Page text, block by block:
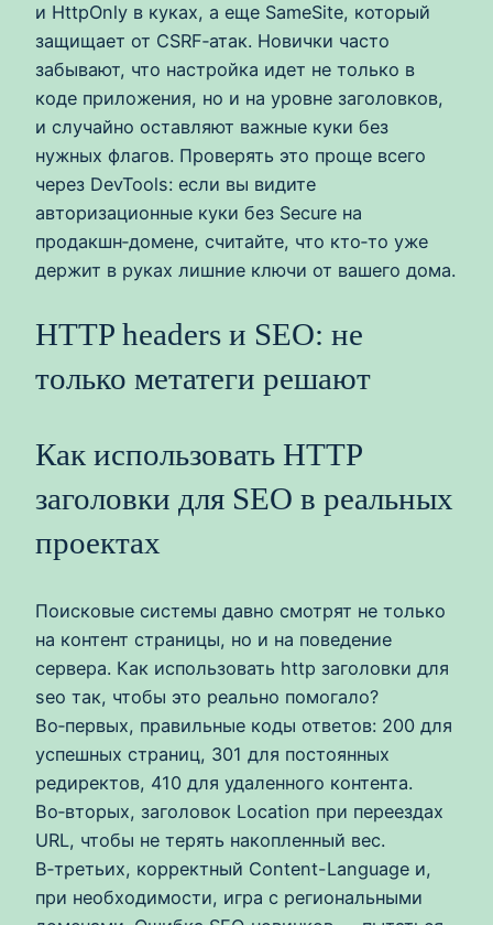
и HttpOnly в куках, а еще SameSite, который
защищает от CSRF‑атак. Новички часто
забывают, что настройка идет не только в
коде приложения, но и на уровне заголовков,
и случайно оставляют важные куки без
нужных флагов. Проверять это проще всего
через DevTools: если вы видите
авторизационные куки без Secure на
продакшн‑домене, считайте, что кто‑то уже
держит в руках лишние ключи от вашего дома.
HTTP headers и SEO: не
только метатеги решают
Как использовать HTTP
заголовки для SEO в реальных
проектах
Поисковые системы давно смотрят не только
на контент страницы, но и на поведение
сервера. Как использовать http заголовки для
seo так, чтобы это реально помогало?
Во‑первых, правильные коды ответов: 200 для
успешных страниц, 301 для постоянных
редиректов, 410 для удаленного контента.
Во‑вторых, заголовок Location при переездах
URL, чтобы не терять накопленный вес.
В‑третьих, корректный Content-Language и,
при необходимости, игра с региональными